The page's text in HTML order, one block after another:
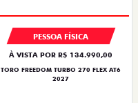
PESSOA FÍSICA
À VISTA POR R$ 134.990,00
TORO FREEDOM TURBO 270 FLEX AT6
2027